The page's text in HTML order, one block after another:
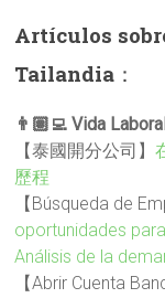
Artículos
Tailandia ：
👨🏽‍💻 Vida
【泰國開分公司】
歷程
【Búsqueda de
oportunidades
Análisis de la
【Abrir Cuenta